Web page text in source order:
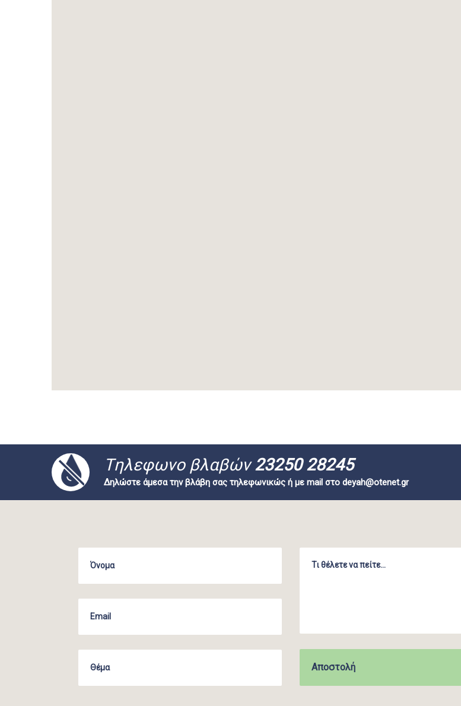
Tηλεφωνο βλαβών23250 28245
Δηλώστε άμεσα την βλάβη σας τηλεφωνικώς ή με mail στο deyah@otenet.gr